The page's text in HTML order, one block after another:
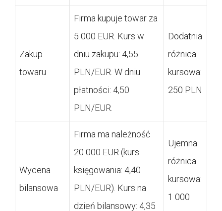
Zakup
towaru
Firma kupuje towar za
5 000 EUR. Kurs w
dniu zakupu: 4,55
PLN/EUR. W dniu
płatności: 4,50
PLN/EUR.
Dodatnia
różnica
kursowa:
250 PLN
Wycena
bilansowa
Firma ma należność
20 000 EUR (kurs
księgowania: 4,40
PLN/EUR). Kurs na
dzień bilansowy: 4,35
Ujemna
różnica
kursowa:
1 000